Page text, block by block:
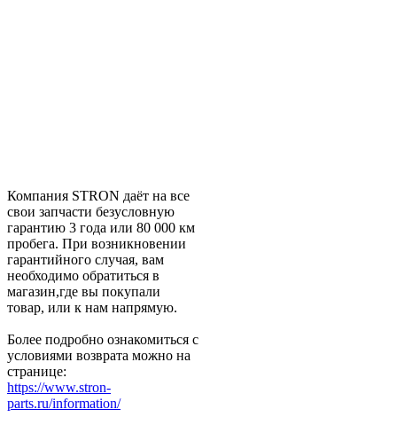
Компания STRON даёт на все
свои запчасти безусловную
гарантию 3 года или 80 000 км
пробега. При возникновении
гарантийного случая, вам
необходимо обратиться в
магазин,где вы покупали
товар, или к нам напрямую.
Более подробно ознакомиться с
условиями возврата можно на
странице:
https://www.stron-
parts.ru/information/